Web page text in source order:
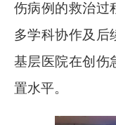
伤病例的救治过
多学科协作及后
基层医院在创伤
置水平。